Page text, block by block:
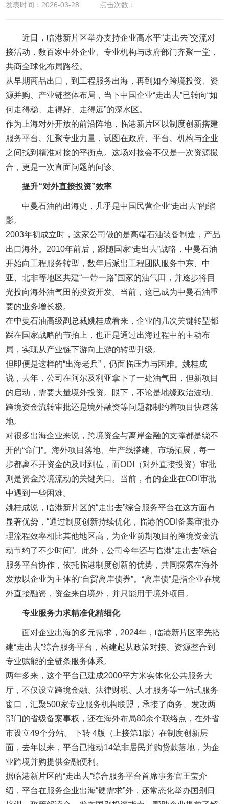
发表时间：2026-03-28 点击次数：
近日，临港新片区举办支持企业高水平“走出去”交流对
接活动，数百家中外企业、专业机构与政府部门齐聚一堂，
共商全球化布局路径。
从早期商品出口，到工程服务出海，再到如今跨境投资、资
源并购、产业链整体布局，当下中国企业“走出去”已转向“如
何走得稳、走得好、走得远”的深水区。
作为上海对外开放的前沿阵地，临港新片区以制度创新搭建
服务平台、汇聚专业力量，试图在政府、平台、机构与企业
之间找到精准对接的平衡点。这场对接会不仅是一次资源撮
合，更是一次直面问题的问诊。
提升“对外直接投资”效率
中曼石油的出海史，几乎是中国民营企业“走出去”的缩
影。
2003年初成立时，这家公司做的是高端石油装备制造，产品
出口海外。2010年前后，跟随国家“走出去”战略，中曼石油
开始向工程服务转型，数年后派出工程团队服务中东、中
亚、北非等地区共建“一带一路”国家的油气田，并逐步将目
光投向海外油气田的投资开发。当前，这已成为中曼石油重
要的业务增长极。
在中曼石油高级副总裁姚桂成看来，企业的几次关键转型都
踩在国家战略的节拍上，也正是通过出海过程中的主动布
局，实现从产业链下游向上游的转型升级。
但即便是这样的“出海老兵”，仍面临压力与困难。姚桂成
说，去年，公司在阿尔及利亚拿下了一处油气田，但新项目
的启动，需要大量境外投资。眼下，不论是地缘政治波动、
跨境资金流转审批还是境外融资等问题都制约着项目快速落
地。
对很多出海企业来说，跨境资金与离岸金融的支撑都是绕不
开的“命门”。海外项目落地、生产线搭建、市场拓展，每一
步都离不开资金的及时到位，而ODI（对外直接投资）审批
则是资金跨境流动的关键关口。当前，有的企业在ODI审批
中遇到一些困难。
姚桂成说，临港新片区的“走出去”综合服务平台在这方面有
显著优势，“通过制度创新持续优化，临港的ODI备案审批办
理流程效率相比其他地区高，为企业前期项目的跨境资金流
动节约了不少时间”。此外，公司今年还与临港“走出去”综合
服务平台协作，依托临港制度创新的优势，共同探索在海外
发放以企业为主体的“自贸离岸债券”。“离岸债”是指企业在境
外直接融资，资金来自境外，并只能用于境外项目。
专业服务力求精准化精细化
面对企业出海的多元需求，2024年，临港新片区率先搭
建“走出去”综合服务平台，构建起从政策对接、资源整合到
专业赋能的全链条服务体系。
两年多来，这个平台已建成2000平方米实体化公共服务大
厅，不仅设立跨境金融、法律财税、人才服务等一站式服务
窗口，汇聚500家专业服务机构联盟，承接了商务、发改两
部门的省级备案事权，还在海外布局80余个联络点，在外省
市设立49个分站。 下转 4版（上接第1版）在制度创新层
面，去年以来，平台已推动14笔非居民并购贷款落地，为企
业跨境并购提供金融便利。
据临港新片区的“走出去”综合服务平台首席事务官王莹介
绍，平台在服务企业出海“硬需求”外，还常态化举办国别日